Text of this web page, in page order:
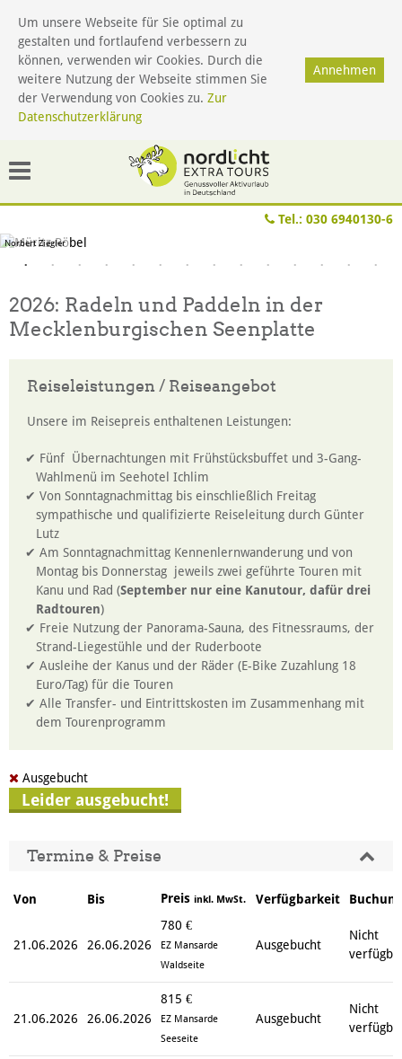
Menü
Tel.: 030 6940130-6
Norbert Ziegler
2026: Radeln und Paddeln in der
Mecklenburgischen Seenplatte
Reiseleistungen / Reiseangebot
Unsere im Reisepreis enthaltenen Leistungen:
Fünf Übernachtungen mit Frühstücksbuffet und 3-Gang-
Wahlmenü im Seehotel Ichlim
Von Sonntagnachmittag bis einschließlich Freitag
sympathische und qualifizierte Reiseleitung durch Günter
Lutz
Am Sonntagnachmittag Kennenlernwanderung und von
Montag bis Donnerstag jeweils zwei geführte Touren mit
Kanu und Rad (September nur eine Kanutour, dafür drei
Radtouren)
Freie Nutzung der Panorama-Sauna, des Fitnessraums, der
Strand-Liegestühle und der Ruderboote
Ausleihe der Kanus und der Räder (E-Bike Zuzahlung 18
Euro/Tag) für die Touren
Alle Transfer- und Eintrittskosten im Zusammenhang mit
dem Tourenprogramm
Ausgebucht
Leider ausgebucht!
Termine & Preise
Von Bis Preis inkl. MwSt. Verfügbarkeit Buchung
21.06.2026 26.06.2026
780 €
EZ Mansarde
Waldseite
Ausgebucht
Nicht
21.06.2026 26.06.2026
815 €
EZ Mansarde
Seeseite
Ausgebucht
Nicht
Um unsere Webseite für Sie optimal zu
gestalten und fortlaufend verbessern zu
können, verwenden wir Cookies. Durch die
weitere Nutzung der Webseite stimmen Sie
der Verwendung von Cookies zu. Zur
Datenschutzerklärung
Annehmen